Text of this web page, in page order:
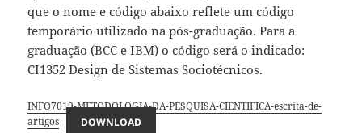
que o nome e código abaixo reflete um código
temporário utilizado na pós-graduação. Para a
graduação (BCC e IBM) o código será o indicado:
CI1352 Design de Sistemas Sociotécnicos.
INFO7019-METODOLOGIA-DA-PESQUISA-CIENTIFICA-escrita-de-
artigos
DOWNLOAD